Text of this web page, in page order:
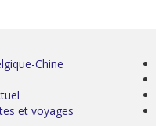
Chine
et voyages